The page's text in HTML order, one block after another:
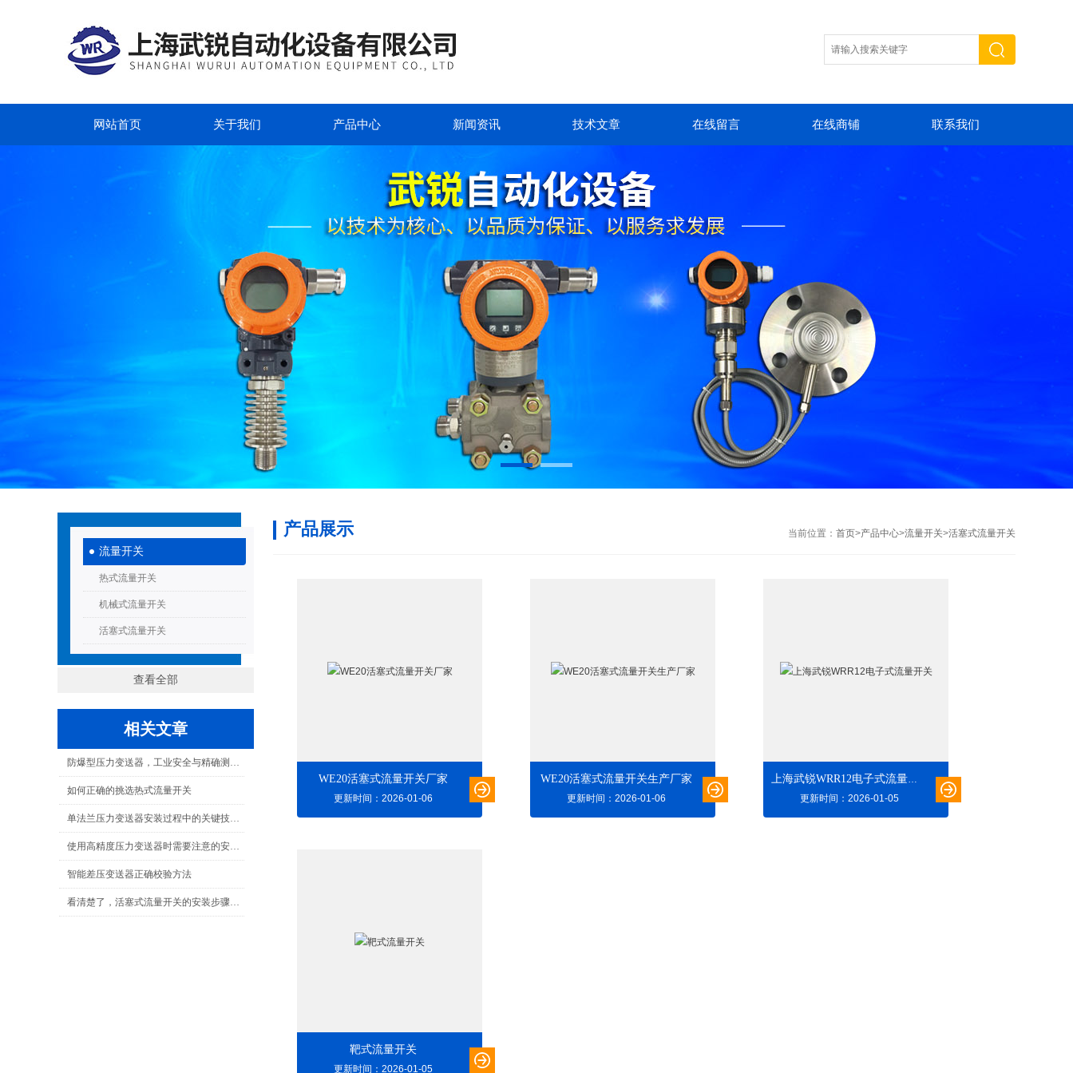
网站首页 关于我们 产品中心 新闻资讯 技术文章 在线留言 在线商铺 联系我们
流量开关
热式流量开关
机械式流量开关
活塞式流量开关
查看全部
相关文章
防爆型压力变送器，工业安全与精确测量的结合
如何正确的挑选热式流量开关
单法兰压力变送器安装过程中的关键技术与难点
使用高精度压力变送器时需要注意的安全问题
智能差压变送器正确校验方法
看清楚了，活塞式流量开关的安装步骤是这样的
当前位置： 首页>产品中心>流量开关>活塞式流量开关
产品展示
WE20活塞式流量开关厂家
更新时间：2026-01-06
WE20活塞式流量开关生产厂家
更新时间：2026-01-06
上海武锐WRR12电子式流量开关
更新时间：2026-01-05
靶式流量开关
更新时间：2026-01-05